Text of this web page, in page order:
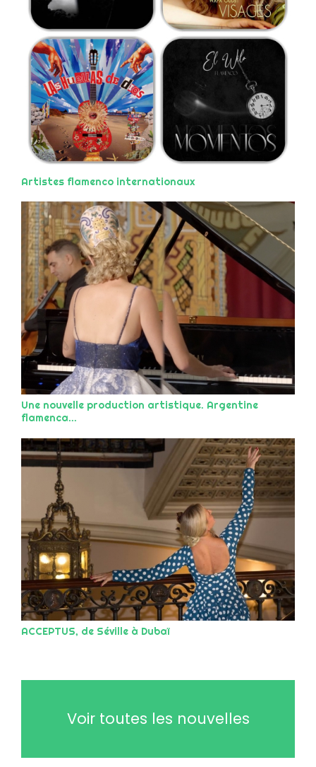
Artistes flamenco internationaux
Une nouvelle production artistique. Argentine
flamenca...
ACCEPTUS, de Séville à Dubaï
Voir toutes les nouvelles